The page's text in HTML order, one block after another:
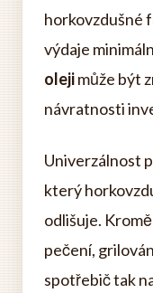
horkovzdušné
výdaje
olejimůže být
návratnosti
Univerzálnost
který
odlišuje.
pečení,
spotřebič tak